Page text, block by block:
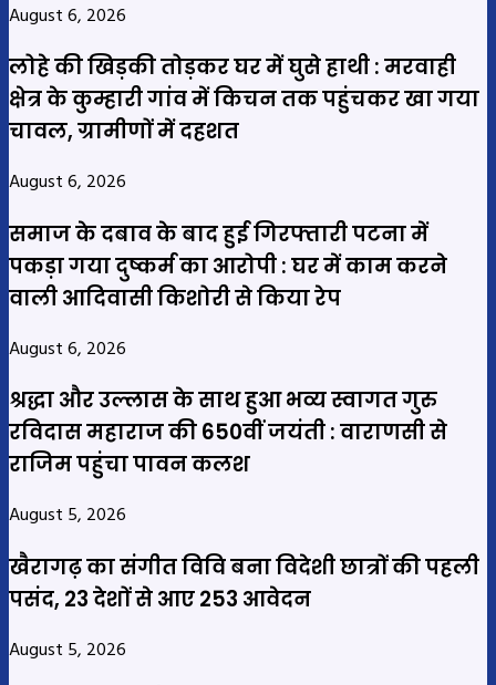
August 6, 2026
लोहे की खिड़की तोड़कर घर में घुसे हाथी : मरवाही
क्षेत्र के कुम्हारी गांव में किचन तक पहुंचकर खा गया
चावल, ग्रामीणों में दहशत
August 6, 2026
समाज के दबाव के बाद हुई गिरफ्तारी पटना में
पकड़ा गया दुष्कर्म का आरोपी : घर में काम करने
वाली आदिवासी किशोरी से किया रेप
August 6, 2026
श्रद्धा और उल्लास के साथ हुआ भव्य स्वागत गुरु
रविदास महाराज की 650वीं जयंती : वाराणसी से
राजिम पहुंचा पावन कलश
August 5, 2026
खैरागढ़ का संगीत विवि बना विदेशी छात्रों की पहली
पसंद, 23 देशों से आए 253 आवेदन
August 5, 2026